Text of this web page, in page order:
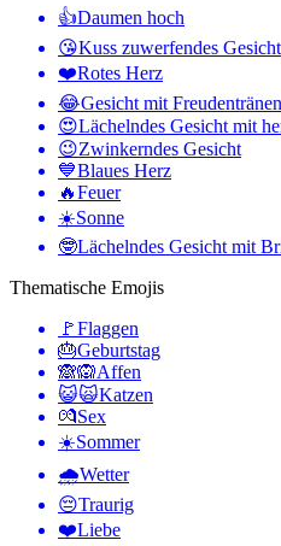
👍Daumen hoch
😘Kuss zuwerfendes Gesicht
❤️Rotes Herz
😂Gesicht mit Freudentränen
😍Lächelndes Gesicht mit
😉Zwinkerndes Gesicht
💙Blaues Herz
🔥Feuer
☀️Sonne
🤓Lächelndes Gesicht mit
Thematische Emojis
🚩Flaggen
🎂Geburtstag
🙈🙉Affen
😺🙀Katzen
💏Sex
☀️Sommer
🌧Wetter
😔Traurig
❤️Liebe